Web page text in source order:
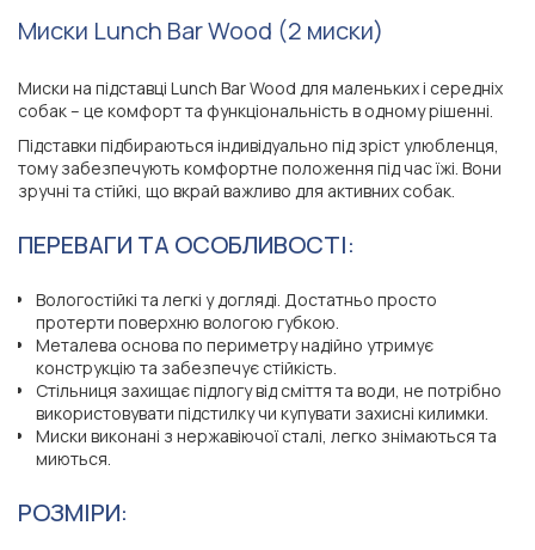
Миски Lunch Bar Wood (2 миски)
Миски на підставці Lunch Bar Wood для маленьких і середніх
собак – це комфорт та функціональність в одному рішенні.
Підставки підбираються індивідуально під зріст улюбленця,
тому забезпечують комфортне положення під час їжі. Вони
зручні та стійкі, що вкрай важливо для активних собак.
ПЕРЕВАГИ ТА ОСОБЛИВОСТІ:
Вологостійкі та легкі у догляді. Достатньо просто
протерти поверхню вологою губкою.
Металева основа по периметру надійно утримує
конструкцію та забезпечує стійкість.
Стільниця захищає підлогу від сміття та води, не потрібно
використовувати підстилку чи купувати захисні килимки.
Миски виконані з нержавіючої сталі, легко знімаються та
миються.
РОЗМІРИ: